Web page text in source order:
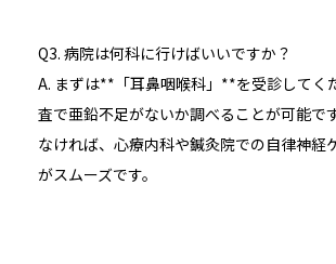
Q3. 病院は何科に行けばいいですか？
A. まずは**「耳鼻咽喉科」**を受診してく
査で亜鉛不足がないか調べることが可能で
なければ、心療内科や鍼灸院での自律神経
がスムーズです。